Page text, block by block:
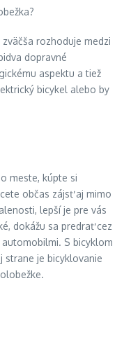
rozhoduje medzi
dopravné
aspektu a tiež
bicykel alebo by
meste, kúpte si
občas zájsť aj mimo
lepší je pre vás
dokážu sa predrať cez
S bicyklom
strane je bicyklovanie